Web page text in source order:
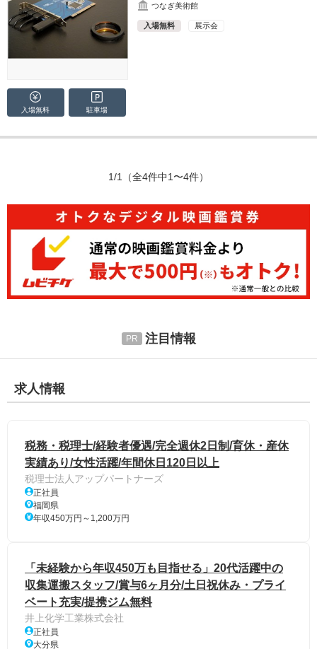
つなぎ美術館
入場無料 展示会
入場無料 駐車場
1/1 （全4件中1〜4件）
注目情報
求人情報
税務・税理士/経験者優遇/完全週休2日制/育休・産休
実績あり/女性活躍/年間休日120日以上
税理士法人アップパートナーズ
正社員
福岡県
年収450万円～1,200万円
「未経験から年収450万も目指せる」20代活躍中の
収集運搬スタッフ/賞与6ヶ月分/土日祝休み・プライ
ベート充実/提携ジム無料
井上化学工業株式会社
正社員
大分県